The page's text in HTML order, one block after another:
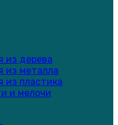
из дерева
из металла
из пластика
и мелочи